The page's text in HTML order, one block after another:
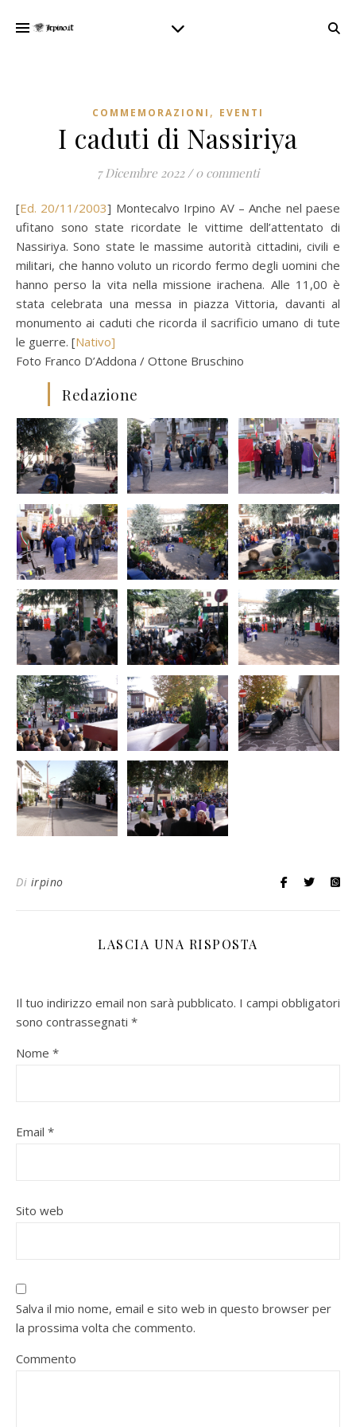
COMMEMORAZIONI , EVENTI
I caduti di Nassiriya
7 Dicembre 2022 / 0 commenti
[ Ed. 20/11/2003] Montecalvo Irpino AV – Anche nel paese
ufitano sono state ricordate le vittime dell’attentato di
Nassiriya. Sono state le massime autorità cittadini, civili e
militari, che hanno voluto un ricordo fermo degli uomini che
hanno perso la vita nella missione irachena. Alle 11,00 è
stata celebrata una messa in piazza Vittoria, davanti al
monumento ai caduti che ricorda il sacrificio umano di tute
le guerre. [Nativo]
Foto Franco D’Addona / Ottone Bruschino
Redazione
Di irpino
LASCIA UNA RISPOSTA
Il tuo indirizzo email non sarà pubblicato. I campi obbligatori
sono contrassegnati *
Nome *
Email *
Sito web
Salva il mio nome, email e sito web in questo browser per
la prossima volta che commento.
Commento